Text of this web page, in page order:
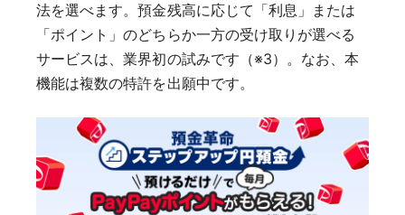
法を選べます。預金残高に応じて「利息」または
「ポイント」のどちらか一方の受け取りが選べる
サービスは、業界初の試みです（※3）。なお、本
機能は複数の特許を出願中です。